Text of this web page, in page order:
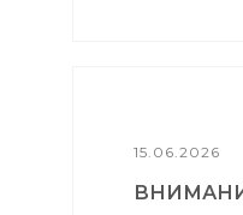
15.06.2026